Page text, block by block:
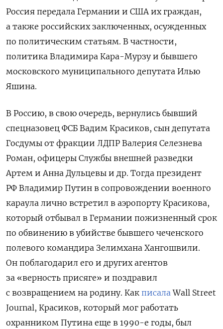
Россия передала Германии и США их граждан,
а также российских заключенных, осужденных
по политическим статьям. В частности,
политика Владимира Кара-Мурзу и бывшего
московского муниципального депутата Илью
Яшина.
В Россию, в свою очередь, вернулись бывший
спецназовец ФСБ Вадим Красиков, сын депутата
Госдумы от фракции ЛДПР Валерия Селезнева
Роман, офицеры Службы внешней разведки
Артем и Анна Дульцевы и др. Тогда президент
РФ Владимир Путин в сопровождении военного
караула лично встретил в аэропорту Красикова,
который отбывал в Германии пожизненный срок
по обвинению в убийстве бывшего чеченского
полевого командира Зелимхана Хангошвили.
Он поблагодарил его и других агентов
за «верность присяге» и поздравил
с возвращением на родину. Как писала Wall Street
Journal, Красиков, который мог работать
охранником Путина еще в 1990-е годы, был